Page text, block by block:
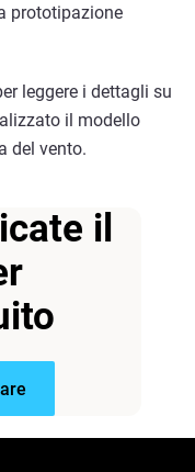
il
prototipazione
leggere i dettagli su
il modello
del vento.